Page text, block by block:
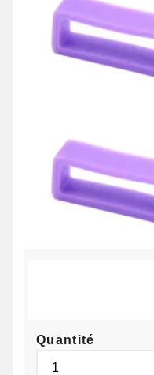
Quantité